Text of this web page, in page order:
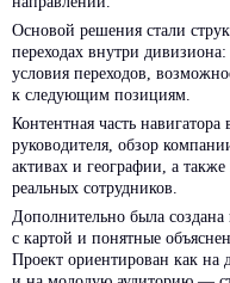
направлений.
Основой решения стали
переходах внутри
условия переходов,
к следующим позициям.
Контентная часть
руководителя, обзор
активах и географии, а
реальных сотрудников.
Дополнительно была
с картой и понятные
Проект ориентирован как на